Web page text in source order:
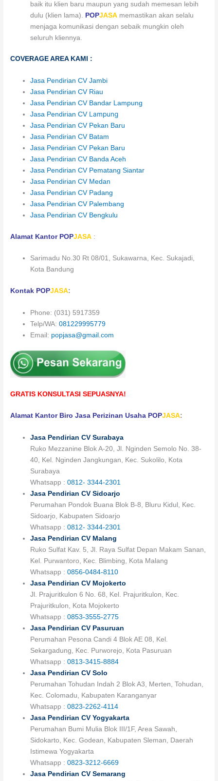
baik itu klien baru maupun yang sudah memesan lebih
dulu (klien lama). POPJASA memastikan akan selalu
menjaga komunikasi dengan sebaik mungkin oleh
seluruh kliennya.
COVERAGE AREA KAMI :
Jasa Pendirian CV Jambi
Jasa Pendirian CVRiau
Jasa Pendirian CVBandar Lampung
Jasa Pendirian CVLampung
Jasa Pendirian CVPekan Baru
Jasa Pendirian CVBatam
Jasa Pendirian CVPekan Baru
Jasa Pendirian CVBanda Aceh
Jasa Pendirian CVPematang Siantar
Jasa Pendirian CVMedan
Jasa Pendirian CVPadang
Jasa Pendirian CVPalembang
Jasa Pendirian CV Bengkulu
Alamat Kantor POPJASA :
Sarimadu No.30 Rt 08/01, Sukawarna, Kec. Sukajadi,
Kota Bandung
Kontak POPJASA:
Phone: (031) 5917359
Telp/WA:081229995779
Email: popjasa@gmail.com
GRATIS KONSULTASI SEPUASNYA!
Alamat Kantor Biro Jasa Perizinan Usaha POPJASA:
Jasa Pendirian CV Surabaya
Ruko Mezzanine Blok A-20, Jl. Nginden Semolo No. 38-
40, Kel. Nginden Jangkungan, Kec. Sukolilo, Kota
Surabaya
Whatsapp :0812- 3344-2301
Jasa Pendirian CV Sidoarjo
Perumahan Pondok Buana Blok B-8, Bluru Kidul, Kec.
Sidoarjo, Kabupaten Sidoarjo
Whatsapp :0812- 3344-2301
Jasa Pendirian CV Malang
Ruko Sulfat Kav. 5, Jl. Raya Sulfat Depan Makam Sanan,
Kel. Purwantoro, Kec. Blimbing, Kota Malang
Whatsapp :0856-0484-8110
Jasa Pendirian CV Mojokerto
Jl. Prajuritkulon 6 No. 68, Kel. Prajuritkulon, Kec.
Prajuritkulon, Kota Mojokerto
Whatsapp :0853-3555-2775
Jasa Pendirian CV Pasuruan
Perumahan Pesona Candi 4 Blok AE 08, Kel.
Sekargadung, Kec. Purworejo, Kota Pasuruan
Whatsapp :0813-3415-8884
Jasa Pendirian CV Solo
Perumahan Tohudan Indah 2 Blok A3, Merten, Tohudan,
Kec. Colomadu, Kabupaten Karanganyar
Whatsapp :0823-2262-4114
Jasa Pendirian CV Yogyakarta
Perumahan Bumi Mulia Blok III/1F, Area Sawah,
Sidokarto, Kec. Godean, Kabupaten Sleman, Daerah
Istimewa Yogyakarta
Whatsapp :0823-3212-6669
Jasa Pendirian CV Semarang